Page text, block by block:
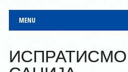
Main menu
MENU